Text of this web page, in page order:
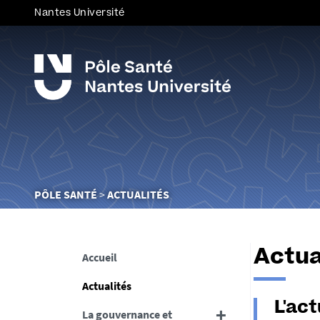
Nantes Université
Vous
êtes
PÔLE SANTÉ ACTUALITÉS
Accueil
Actualités
La gouvernance et